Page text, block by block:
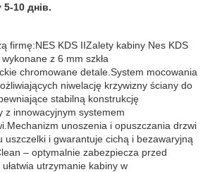
5-10 днів.
firmę:NES KDS IIZalety kabiny Nes KDS
z 6 mm szkła
chromowane detale.System mocowania
niwelację krzywizny ściany do
stabilną konstrukcję
z innowacyjnym systemem
unoszenia i opuszczania drzwi
uszczelki i gwarantuje cichą i bezawaryjną
– optymalnie zabezpiecza przed
utrzymanie kabiny w